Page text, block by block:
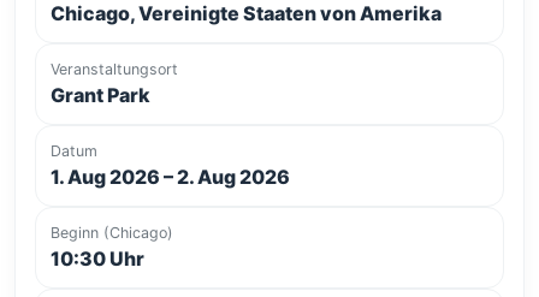
Chicago, Vereinigte Staaten von Amerika
Veranstaltungsort
Grant Park
Datum
1. Aug 2026 – 2. Aug 2026
Beginn (Chicago)
10:30 Uhr